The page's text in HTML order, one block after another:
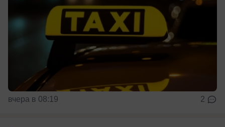
вчера в 08:19 2